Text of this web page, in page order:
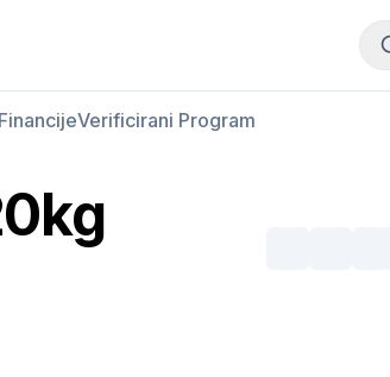
FinancijeVerificirani Program